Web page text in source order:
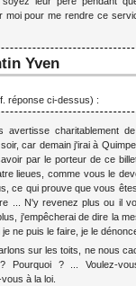
moi pour me rendre ce
Yven
réponse ci-dessus) :
charitablement
car demain j'irai à
par le porteur de ce
lieues, comme vous le
ce qui prouve que vous
... N'y revenez plus ou il
j'empêcherai de dire la
ne puis le faire, je le
sur les toits, ne nous
Pourquoi ? ... Voulez-
à la loi.